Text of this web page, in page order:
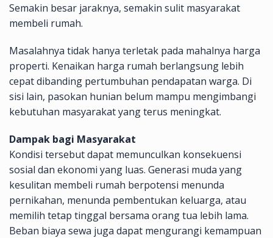
Semakin besar jaraknya, semakin sulit masyarakat
membeli rumah.
Masalahnya tidak hanya terletak pada mahalnya harga
properti. Kenaikan harga rumah berlangsung lebih
cepat dibanding pertumbuhan pendapatan warga. Di
sisi lain, pasokan hunian belum mampu mengimbangi
kebutuhan masyarakat yang terus meningkat.
Dampak bagi Masyarakat
Kondisi tersebut dapat memunculkan konsekuensi
sosial dan ekonomi yang luas. Generasi muda yang
kesulitan membeli rumah berpotensi menunda
pernikahan, menunda pembentukan keluarga, atau
memilih tetap tinggal bersama orang tua lebih lama.
Beban biaya sewa juga dapat mengurangi kemampuan